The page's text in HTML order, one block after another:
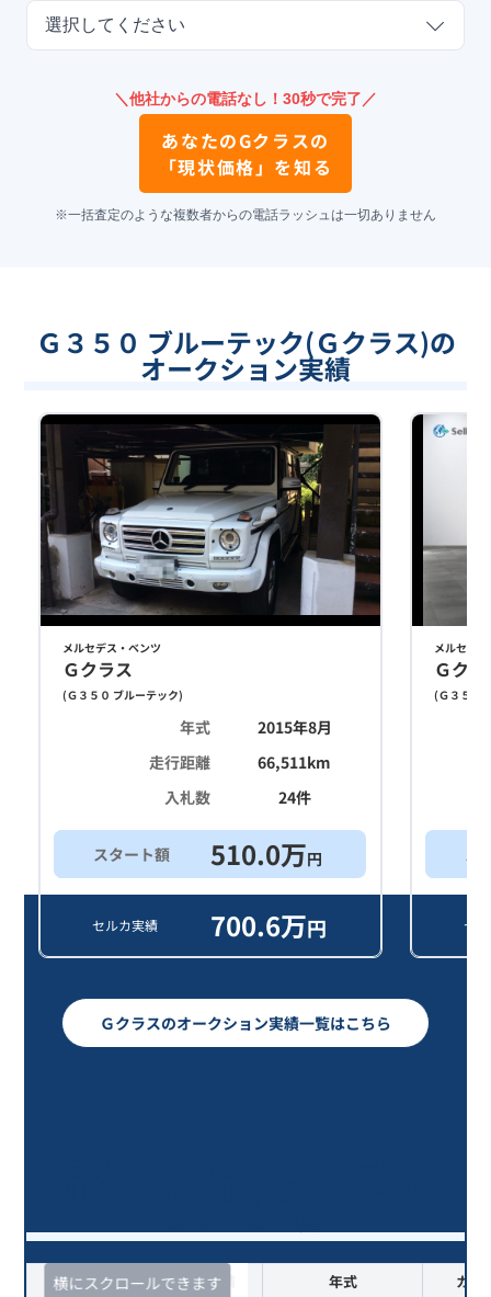
選択してください
＼他社からの電話なし！30秒で完了／
あなたのGクラスの
「現状価格」を知る
※一括査定のような複数者からの電話ラッシュは一切ありません
Ｇ３５０ ブルーテック(Ｇクラス)の
オークション実績
メルセデス・ベンツ
Ｇクラス
(Ｇ３５０ ブルーテック)
年式
2015年8月
走行距離
66,511km
入札数
24件
スタート額 510.0万円
セルカ実績 700.6万円
メルセデ
Ｇク
(Ｇ３５０
セ
Ｇクラスのオークション実績一覧はこちら
横にスクロールできます
査定時期 セルカ実績 年式 カラ